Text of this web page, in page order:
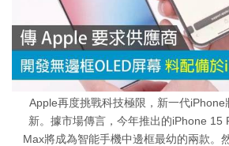
Apple再度挑戰科技極限，新一代iPhone
新。據市場傳言，今年推出的iPhone 15
Max將成為智能手機中邊框最幼的兩款。